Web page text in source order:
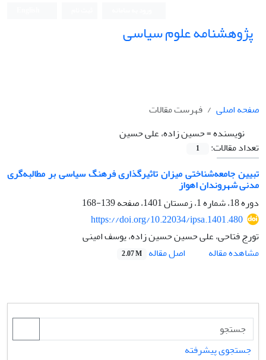
پژوهشنامه علوم سیاسی
صفحه اصلی
فهرست مقالات
نویسنده =حسین زاده، علی حسین
تعداد مقالات:
1
تبیین جامعه‌شناختی میزان تاثیرگذاری فرهنگ سیاسی بر مطالبه‌گری
مدنی شهروندان اهواز
دوره 18، شماره 1، زمستان 1401، صفحه
139-168
https://doi.org/10.22034/ipsa.1401.480
تورج فتاحی، علی حسین حسین زاده، یوسف امینی
مشاهده مقاله
اصل مقاله 2.07 M
جستجوی پیشرفته